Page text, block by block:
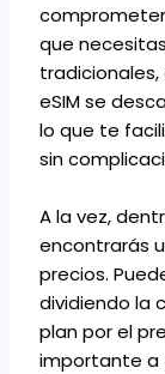
que
eSIM se
lo que te
sin
A la vez,
encontrarás
precios.
dividiendo la
plan por el
importante a